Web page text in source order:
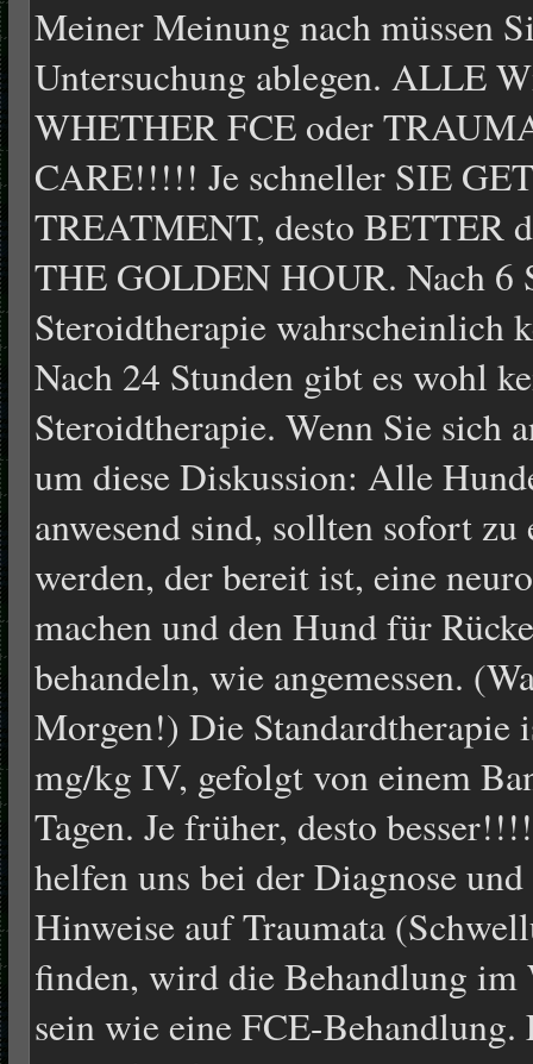
Meiner Meinung nach müssen
Untersuchung ablegen. ALLE
WHETHER FCE oder
CARE!!!!! Je schneller SIE
TREATMENT, desto BETTER
THE GOLDEN HOUR. Nach 6
Steroidtherapie wahrscheinlich
Nach 24 Stunden gibt es wohl
Steroidtherapie. Wenn Sie sich
um diese Diskussion: Alle
anwesend sind, sollten sofort
werden, der bereit ist, eine
machen und den Hund für
behandeln, wie angemessen.
Morgen!) Die Standardtherapie
mg/kg IV, gefolgt von einem
Tagen. Je früher, desto
helfen uns bei der Diagnose
Hinweise auf Traumata
finden, wird die Behandlung im
sein wie eine FCE-